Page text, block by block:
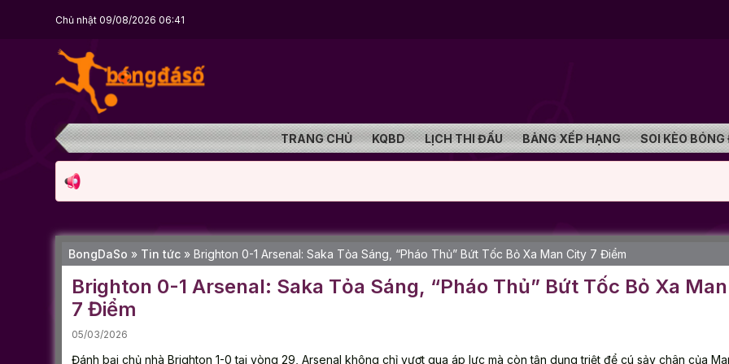
Chủ nhật 09/08/2026 06:41
TRANG CHỦ KQBD LỊCH THI ĐẤU BẢNG XẾP HẠNG SOI KÈO
BongDaSo » Tin tức » Brighton 0-1 Arsenal: Saka Tỏa Sáng, “Pháo Thủ” Bứt Tốc Bỏ Xa Man City 7 Điểm
Brighton 0-1 Arsenal: Saka Tỏa Sáng, “Pháo Thủ” Bứt Tốc Bỏ Xa
7 Điểm
05/03/2026
Đánh bại chủ nhà Brighton 1-0 tại vòng 29, Arsenal không chỉ vượt qua áp lực mà còn tận dụng triệt để cú sảy chân của